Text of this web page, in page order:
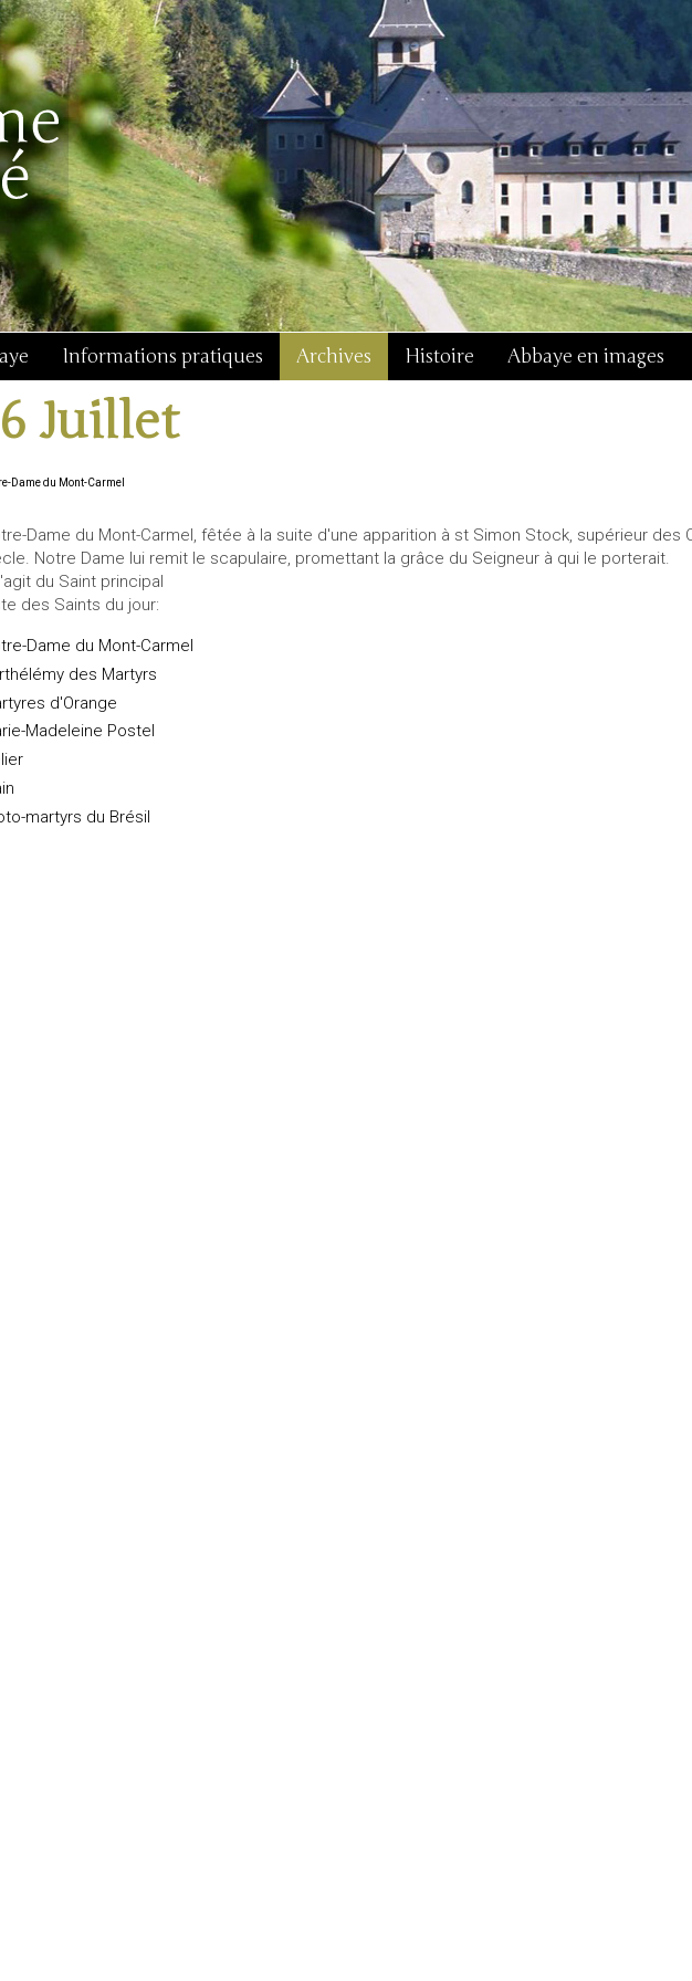
Informations pratiques Archives Histoire Abbaye en images
Juillet
Dame du Mont-Carmel
Dame du Mont-Carmel, fêtée à la suite d'une apparition à st Simon Stock, supérieur des
Notre Dame lui remit le scapulaire, promettant la grâce du Seigneur à qui le porterait.
du Saint principal
des Saints du jour:
Dame du Mont-Carmel
des Martyrs
d'Orange
Madeleine Postel
martyrs du Brésil